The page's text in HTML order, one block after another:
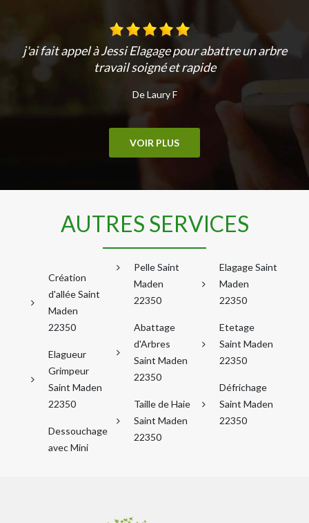
j'ai fait appel à Jessi Elagage pour abattre un arbre
travail soigné et rapide
De Laury F
VOIR PLUS
AUTRES SERVICES
Création
d'allée Saint
Maden
22350
Elagueur
Grimpeur
Saint Maden
22350
Dessouchage
avec Mini
Pelle Saint
Maden
22350
Abattage
d'Arbres
Saint Maden
22350
Taille de Haie
Saint Maden
22350
Elagage Saint
Maden
22350
Etetage
Saint Maden
22350
Défrichage
Saint Maden
22350